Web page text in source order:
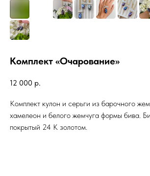
Комплект «Очарование»
12 000 р.
Комплект кулон и серьги из барочного
хамелеон и белого жемчуга формы бива.
покрытый 24 К золотом.